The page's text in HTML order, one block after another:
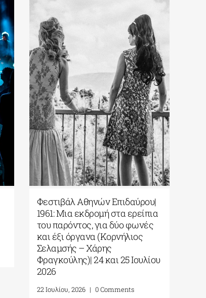
Φεστιβάλ Αθηνών Επιδαύρου|
1961: Μια εκδρομή στα ερείπια
του παρόντος, για δύο φωνές
και έξι όργανα (Κορνήλιος
Σελαμσής – Χάρης
Φραγκούλης)| 24 και 25 Ιουλίου
2026
22 Ιουλίου, 2026 | 0 Comments